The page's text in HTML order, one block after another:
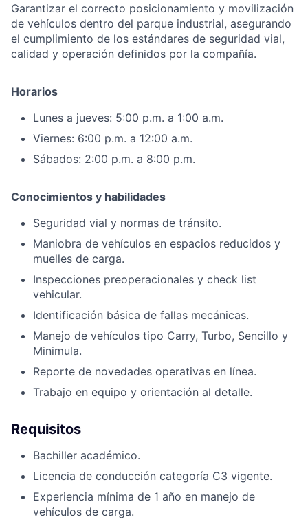
Garantizar el correcto posicionamiento y movilización
de vehículos dentro del parque industrial, asegurando
el cumplimiento de los estándares de seguridad vial,
calidad y operación definidos por la compañía.
Horarios
Lunes a jueves: 5:00 p.m. a 1:00 a.m.
Viernes: 6:00 p.m. a 12:00 a.m.
Sábados: 2:00 p.m. a 8:00 p.m.
Conocimientos y habilidades
Seguridad vial y normas de tránsito.
Maniobra de vehículos en espacios reducidos y
muelles de carga.
Inspecciones preoperacionales y check list
vehicular.
Identificación básica de fallas mecánicas.
Manejo de vehículos tipo Carry, Turbo, Sencillo y
Minimula.
Reporte de novedades operativas en línea.
Trabajo en equipo y orientación al detalle.
Requisitos
Bachiller académico.
Licencia de conducción categoría C3 vigente.
Experiencia mínima de 1 año en manejo de
vehículos de carga.